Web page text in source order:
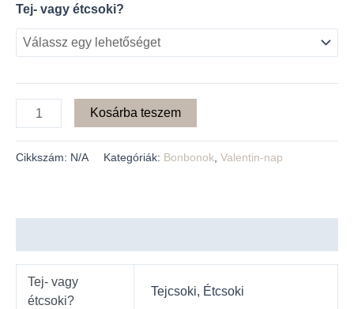
Tej- vagy étcsoki?
Kosárba teszem
Cikkszám: N/A Kategóriák: Bonbonok, Valentin-nap
Tej- vagy
étcsoki?
Tejcsoki, Étcsoki